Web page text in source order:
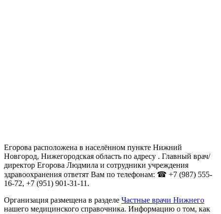
Егорова расположена в населённом пункте Нижний
Новгород, Нижегородская область по адресу . Главный врач/
директор Егорова Людмила и сотрудники учреждения
здравоохранения ответят Вам по телефонам: ☎ +7 (987) 555-
16-72, +7 (951) 901-31-11.
Организация размещена в разделе Частные врачи Нижнего
нашего медицинского справочника. Информацию о том, как